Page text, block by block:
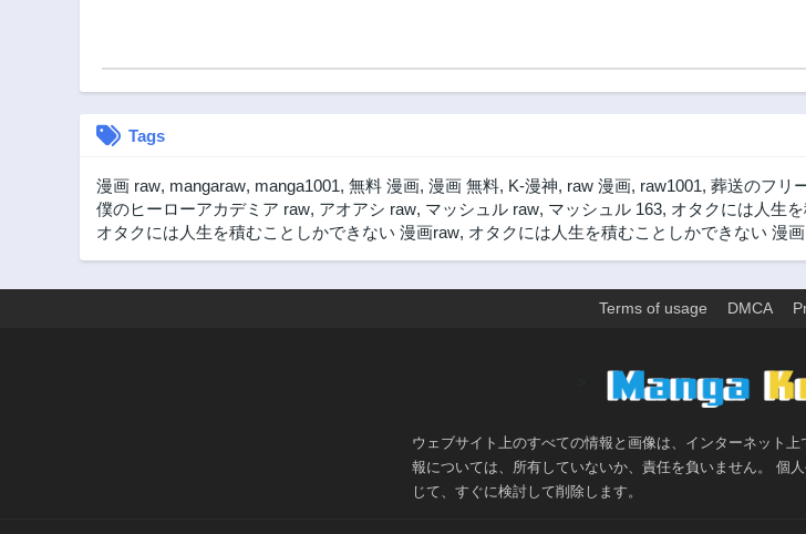
Tags
漫画 raw, mangaraw, manga1001, 無料 漫画, 漫画 無料, K-漫神, raw 漫画, raw1001, 葬送のフリ
僕のヒーローアカデミア raw, アオアシ raw, マッシュル raw, マッシュル 163, オタクには人生
オタクには人生を積むことしかできない 漫画raw, オタクには人生を積むことしかできない 漫
Terms of usage DMCA
ウェブサイト上のすべての情報と画像は、インターネット
報については、所有していないか、責任を負いません。 個
じて、すぐに検討して削除します。